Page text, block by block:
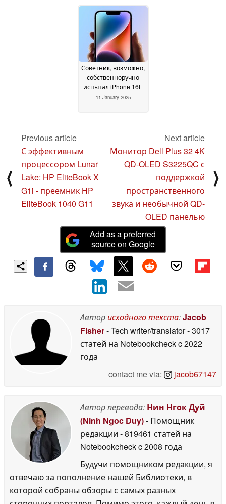
Советник, возможно,
собственноручно
испытал iPhone 16E
11 January 2025
⟨
Previous article
С эффективным
процессором Lunar
Lake: HP EliteBook X
G1i - преемник HP
EliteBook 1040 G11
Next article
Монитор Dell Plus 32 4K
QD-OLED S3225QC с
поддержкой
пространственного
звука и необычной QD-
OLED панелью
⟩
Add as a preferred
source on Google
Авторисходного текста:Jacob
Fisher- Tech writer/translator- 3017
статей на Notebookcheckc 2022
года
contact me via:
jacob67147
Автор перевода: Нин Нгок Дуй
(Ninh Ngoc Duy)- Помощник
редакции - 819461 статей на
Notebookcheckc 2008 года
Будучи помощником редакции, я
отвечаю за пополнение нашей Библиотеки, в
которой собраны обзоры с самых разных